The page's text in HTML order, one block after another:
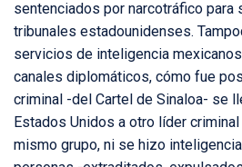
sentenciados por narcotráfico para
tribunales estadounidenses.
servicios de inteligencia
canales diplomáticos, cómo fue
criminal -del Cartel de Sinaloa- se
Estados Unidos a otro líder
mismo grupo, ni se hizo